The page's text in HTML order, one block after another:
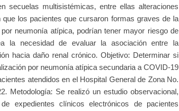
secuelas multisistémicas, entre ellas alteraciones
los pacientes que cursaron formas graves de la
neumonía atípica, podrían tener mayor riesgo de
la necesidad de evaluar la asociación entre la
hacia daño renal crónico. Objetivo: Determinar si
por neumonía atípica secundaria a COVID-19
atendidos en el Hospital General de Zona No.
Metodología: Se realizó un estudio observacional,
expedientes clínicos electrónicos de pacientes